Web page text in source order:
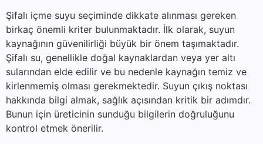
Şifalı içme suyu seçiminde dikkate alınması gereken
birkaç önemli kriter bulunmaktadır. İlk olarak, suyun
kaynağının güvenilirliği büyük bir önem taşımaktadır.
Şifalı su, genellikle doğal kaynaklardan veya yer altı
sularından elde edilir ve bu nedenle kaynağın temiz ve
kirlenmemiş olması gerekmektedir. Suyun çıkış noktası
hakkında bilgi almak, sağlık açısından kritik bir adımdır.
Bunun için üreticinin sunduğu bilgilerin doğruluğunu
kontrol etmek önerilir.